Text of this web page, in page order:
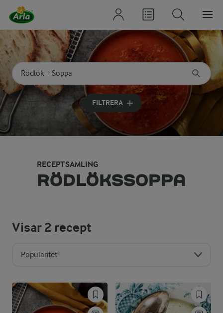
Sök på kategori eller ingrediens
Skriv in sökord för att få förslag
FILTRERA
RECEPTSAMLING
RÖDLÖKSSOPPA
Visar2 recept
Popularitet